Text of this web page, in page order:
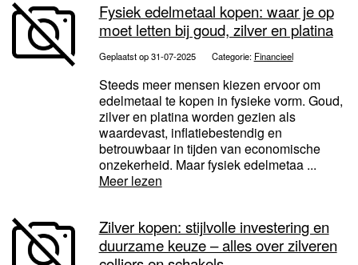
Fysiek edelmetaal kopen: waar je op
moet letten bij goud, zilver en platina
Geplaatst op 31-07-2025 Categorie: Financieel
Steeds meer mensen kiezen ervoor om
edelmetaal te kopen in fysieke vorm. Goud,
zilver en platina worden gezien als
waardevast, inflatiebestendig en
betrouwbaar in tijden van economische
onzekerheid. Maar fysiek edelmetaa ...
Meer lezen
Zilver kopen: stijlvolle investering en
duurzame keuze – alles over zilveren